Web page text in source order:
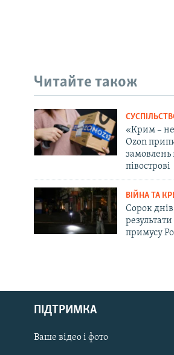
Русский
Qırımtatar
ДОЛУЧАЙСЯ!
Читайте також
«Крим – не
Ozon
півострові
ВІЙНА ТА
Сорок
примусу
ПІДТРИМКА
Ваше відео і фото